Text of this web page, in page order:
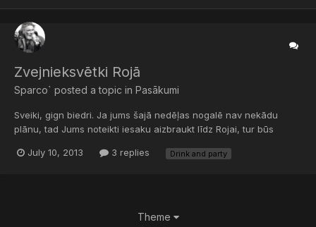
Zvejnieksvētki Rojā
Sparco` posted a topic in Pasākumi
Sveiki, gign biedri. Ja jums šajā nedēļas nogalē nav nekādu
plānu, tad Jums noteikti iesaku aizbraukt līdz Rojai, tur būs
http://www.roja.lv/svetki/info.html Ar cieņu Sparco`
July 10, 2013 3 replies Drink and party
Theme